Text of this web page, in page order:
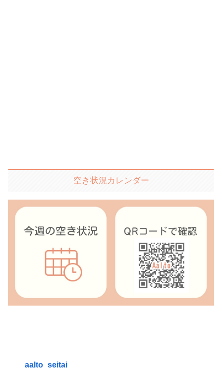
空き状況カレンダー
aalto_seitai